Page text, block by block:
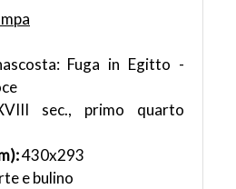
Fuga in Egitto -
sec., primo quarto
430x293
e bulino